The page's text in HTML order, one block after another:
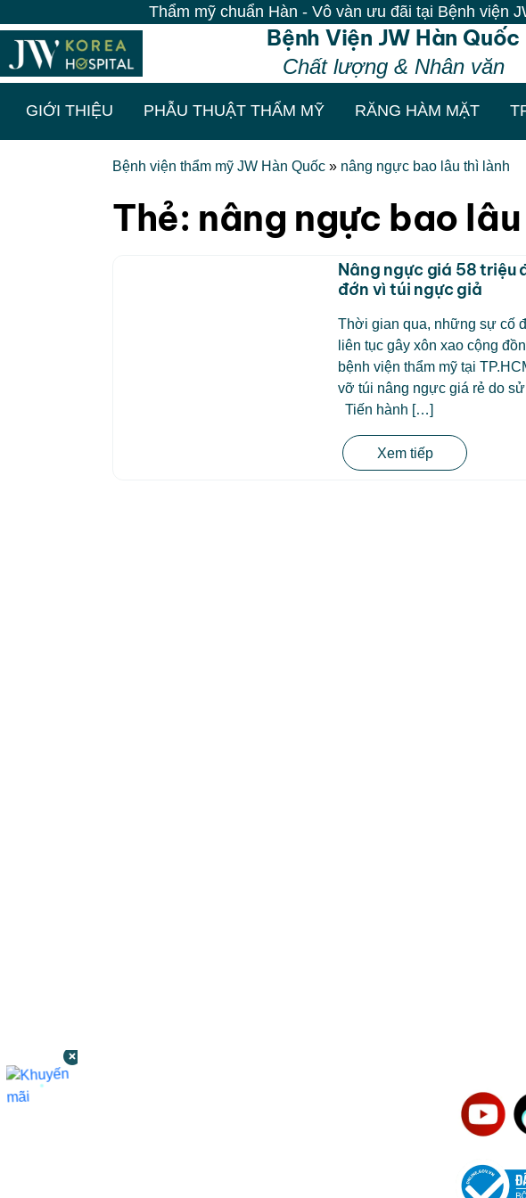
Thẩm mỹ chuẩn Hàn - Vô vàn ưu đãi tại Bệnh viện
Bệnh Viện JW Hàn Quốc
Chất lượng & Nhân văn
GIỚI THIỆU PHẪU THUẬT THẨM MỸ RĂNG HÀM MẶT
Bệnh viện thẩm mỹ JW Hàn Quốc » nâng ngực bao lâu thì lành
Thẻ: nâng ngực bao
Nâng ngực giá 58 triệu
đớn vì túi ngực giả
Thời gian qua, những sự cố
liên tục gây xôn xao cộng
bệnh viện thẩm mỹ tại
vỡ túi nâng ngực giá rẻ do
Tiến hành […]
Xem tiếp